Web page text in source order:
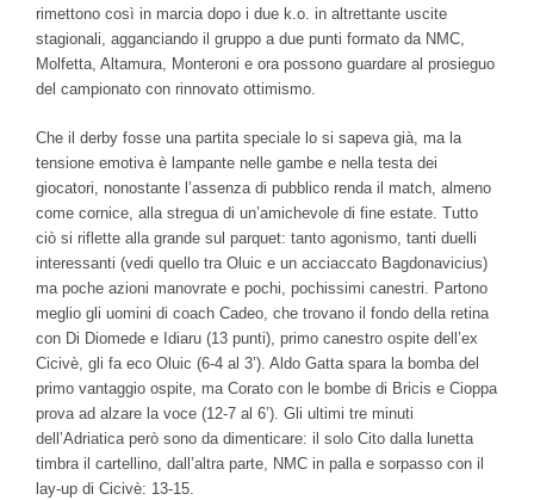
rimettono così in marcia dopo i due k.o. in altrettante uscite
stagionali, agganciando il gruppo a due punti formato da NMC,
Molfetta, Altamura, Monteroni e ora possono guardare al prosieguo
del campionato con rinnovato ottimismo.
Che il derby fosse una partita speciale lo si sapeva già, ma la
tensione emotiva è lampante nelle gambe e nella testa dei
giocatori, nonostante l’assenza di pubblico renda il match, almeno
come cornice, alla stregua di un’amichevole di fine estate. Tutto
ciò si riflette alla grande sul parquet: tanto agonismo, tanti duelli
interessanti (vedi quello tra Oluic e un acciaccato Bagdonavicius)
ma poche azioni manovrate e pochi, pochissimi canestri. Partono
meglio gli uomini di coach Cadeo, che trovano il fondo della retina
con Di Diomede e Idiaru (13 punti), primo canestro ospite dell’ex
Cicivè, gli fa eco Oluic (6-4 al 3’). Aldo Gatta spara la bomba del
primo vantaggio ospite, ma Corato con le bombe di Bricis e Cioppa
prova ad alzare la voce (12-7 al 6’). Gli ultimi tre minuti
dell’Adriatica però sono da dimenticare: il solo Cito dalla lunetta
timbra il cartellino, dall’altra parte, NMC in palla e sorpasso con il
lay-up di Cicivè: 13-15.